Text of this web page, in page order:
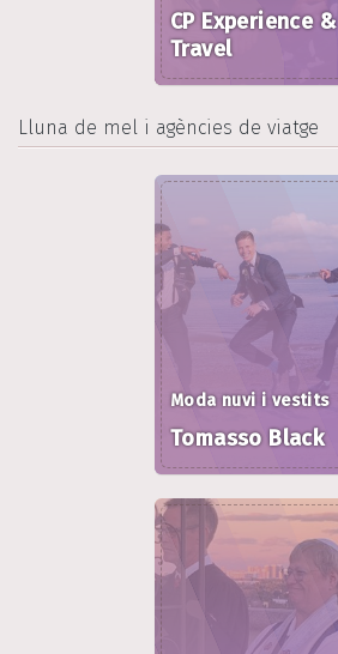
CP Experience &
Travel
Lluna de mel i agències de viatge
Moda nuvi i vestits
Tomasso Black